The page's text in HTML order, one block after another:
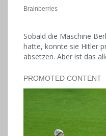
Sobald die Maschine
hatte, konnte sie Hitler
absetzen. Aber ist das